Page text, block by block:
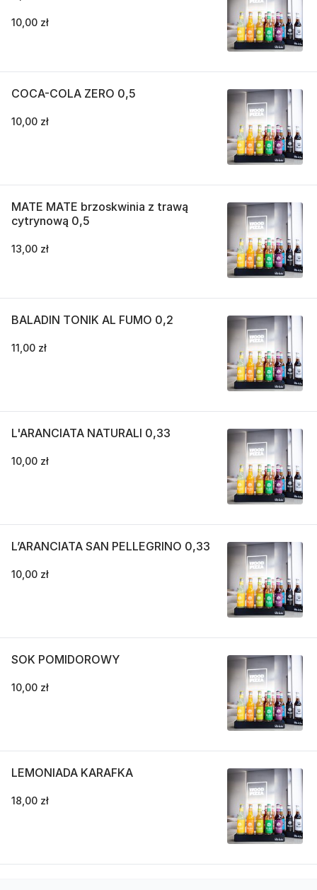
10,00 zł
COCA-COLA ZERO 0,5
10,00 zł
MATE MATE brzoskwinia z trawą
cytrynową 0,5
13,00 zł
BALADIN TONIK AL FUMO 0,2
11,00 zł
L'ARANCIATA NATURALI 0,33
10,00 zł
L’ARANCIATA SAN PELLEGRINO 0,33
10,00 zł
SOK POMIDOROWY
10,00 zł
LEMONIADA KARAFKA
18,00 zł